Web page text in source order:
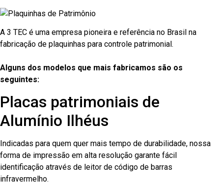
A 3 TEC é uma empresa pioneira e referência no Brasil na
fabricação de plaquinhas para controle patrimonial.
Alguns dos modelos que mais fabricamos são os
seguintes:
Placas patrimoniais de
Alumínio Ilhéus
Indicadas para quem quer mais tempo de durabilidade, nossa
forma de impressão em alta resolução garante fácil
identificação através de leitor de código de barras
infravermelho.